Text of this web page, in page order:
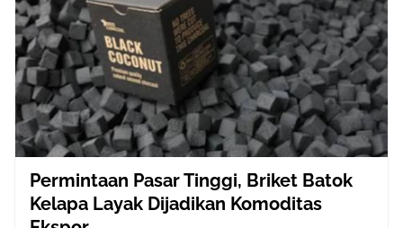
Permintaan Pasar Tinggi, Briket Batok
Kelapa Layak Dijadikan Komoditas